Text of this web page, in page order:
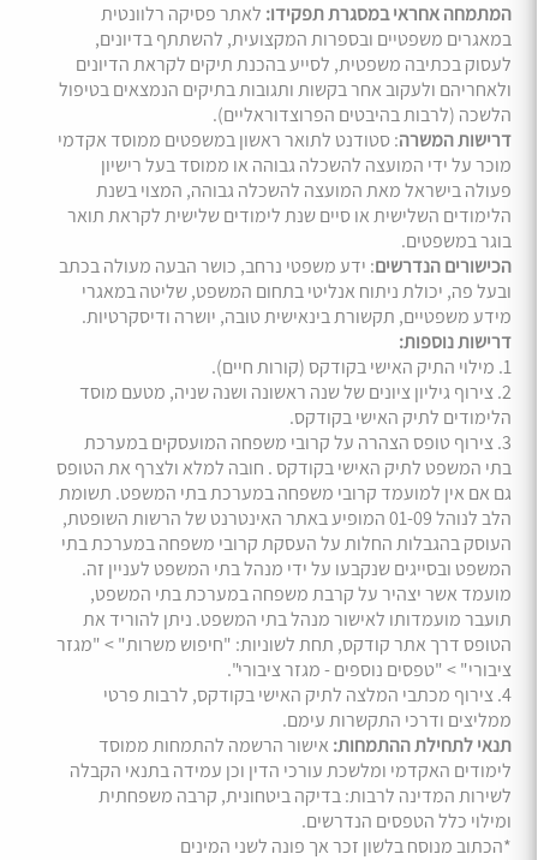
המתמחה אחראי במסגרת תפקידו: לאתר פסיקה רלוונטית
במאגרים משפטיים ובספרות המקצועית, להשתתף בדיונים,
לעסוק בכתיבה משפטית, לסייע בהכנת תיקים לקראת הדיונים
ולאחריהם ולעקוב אחר בקשות ותגובות בתיקים הנמצאים בטיפול
הלשכה (לרבות בהיבטים הפרוצדוראליים).
דרישות המשרה: סטודנט לתואר ראשון במשפטים ממוסד אקדמי
מוכר על ידי המועצה להשכלה גבוהה או ממוסד בעל רישיון
פעולה בישראל מאת המועצה להשכלה גבוהה, המצוי בשנת
הלימודים השלישית או סיים שנת לימודים שלישית לקראת תואר
בוגר במשפטים.
הכישורים הנדרשים: ידע משפטי נרחב, כושר הבעה מעולה בכתב
ובעל פה, יכולת ניתוח אנליטי בתחום המשפט, שליטה במאגרי
מידע משפטיים, תקשורת בינאישית טובה, יושרה ודיסקרטיות.
דרישות נוספות:
1. מילוי התיק האישי בקודקס (קורות חיים).
2. צירוף גיליון ציונים של שנה ראשונה ושנה שניה, מטעם מוסד
הלימודים לתיק האישי בקודקס.
3. צירוף טופס הצהרה על קרובי משפחה המועסקים במערכת
בתי המשפט לתיק האישי בקודקס . חובה למלא ולצרף את הטופס
גם אם אין למועמד קרובי משפחה במערכת בתי המשפט. תשומת
הלב לנוהל 01-09 המופיע באתר האינטרנט של הרשות השופטת,
העוסק בהגבלות החלות על העסקת קרובי משפחה במערכת בתי
המשפט ובסייגים שנקבעו על ידי מנהל בתי המשפט לעניין זה.
מועמד אשר יצהיר על קרבת משפחה במערכת בתי המשפט,
תועבר מועמדותו לאישור מנהל בתי המשפט. ניתן להוריד את
הטופס דרך אתר קודקס, תחת לשוניות: "חיפוש משרות" > "מגזר
ציבורי" > "טפסים נוספים - מגזר ציבורי".
4. צירוף מכתבי המלצה לתיק האישי בקודקס, לרבות פרטי
ממליצים ודרכי התקשרות עימם.
תנאי לתחילת ההתמחות: אישור הרשמה להתמחות ממוסד
לימודים האקדמי ומלשכת עורכי הדין וכן עמידה בתנאי הקבלה
לשירות המדינה לרבות: בדיקה ביטחונית, קרבה משפחתית
ומילוי כלל הטפסים הנדרשים.
*הכתוב מנוסח בלשון זכר אך פונה לשני המינים